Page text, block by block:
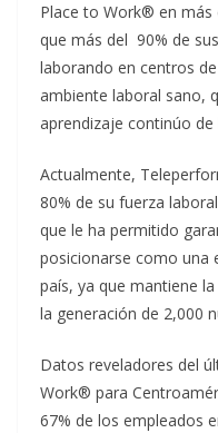
Place to Work® en más
que más del 90% de
laborando en centros
ambiente laboral sano,
aprendizaje continúo de
Actualmente,
80% de su fuerza
que le ha permitido
posicionarse como una
país, ya que mantiene
la generación de 2,000
Datos reveladores del
Work® para
67% de los empleados